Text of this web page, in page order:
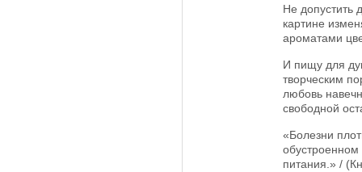
Не допустить
картине
ароматами
И пищу для
творческим
любовь
свободной
«Болезни
обустроенном
питания.» /